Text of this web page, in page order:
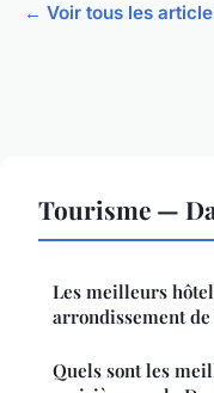
← Voir tous les
Tourisme —
Les meilleurs
arrondissement
Quels sont les